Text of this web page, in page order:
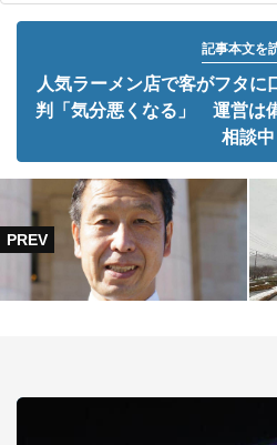
記事本文を
人気ラーメン店で客がフタに
判「気分悪くなる」 運営は
相談中